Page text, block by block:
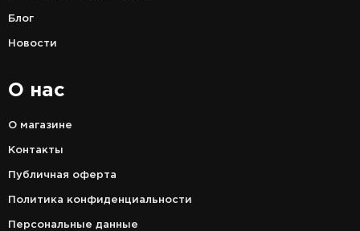
Блог
Новости
О нас
О магазине
Контакты
Публичная оферта
Политика конфиденциальности
Персональные данные